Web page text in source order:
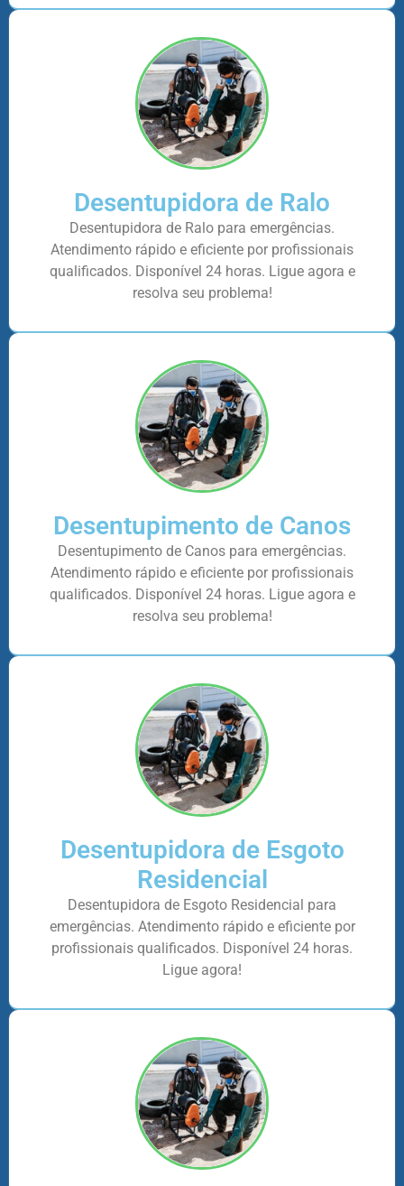
Desentupidora de Ralo
Desentupidora de Ralo para emergências.
Atendimento rápido e eficiente por profissionais
qualificados. Disponível 24 horas. Ligue agora e
resolva seu problema!
Desentupimento de Canos
Desentupimento de Canos para emergências.
Atendimento rápido e eficiente por profissionais
qualificados. Disponível 24 horas. Ligue agora e
resolva seu problema!
Desentupidora de Esgoto
Residencial
Desentupidora de Esgoto Residencial para
emergências. Atendimento rápido e eficiente por
profissionais qualificados. Disponível 24 horas.
Ligue agora!